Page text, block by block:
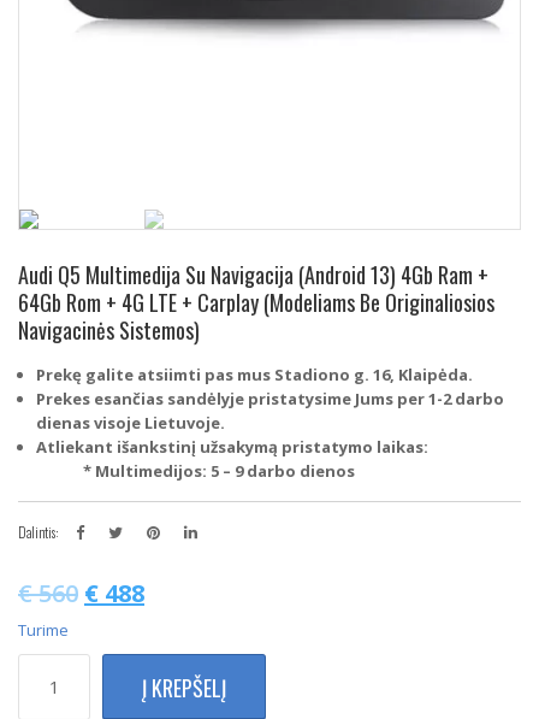
Audi Q5 Multimedija Su Navigacija (Android 13) 4Gb Ram +
64Gb Rom + 4G LTE + Carplay (Modeliams Be Originaliosios
Navigacinės Sistemos)
Prekę galite atsiimti pas mus Stadiono g. 16, Klaipėda.
Prekes esančias sandėlyje pristatysime Jums per 1-2 darbo
dienas visoje Lietuvoje.
Atliekant išankstinį užsakymą pristatymo laikas:
* Multimedijos: 5 – 9 darbo dienos
Dalintis:
€560 € 488
Turime
kiekis:
Į KREPŠELĮ